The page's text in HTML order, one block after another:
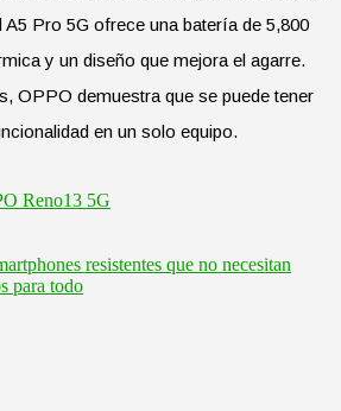
Pro 5G ofrece una batería de 5,800
y un diseño que mejora el agarre.
OPPO demuestra que se puede tener
en un solo equipo.
Reno13 5G
resistentes que no necesitan
para todo